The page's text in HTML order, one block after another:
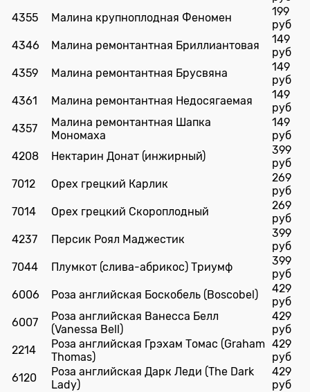
4355
Малина крупноплодная Феномен
199
руб
4346
Малина ремонтантная Бриллиантовая
149
руб
4359
Малина ремонтантная Брусвяна
149
руб
4361
Малина ремонтантная Недосягаемая
149
руб
4357
Малина ремонтантная Шапка
Мономаха
149
руб
4208
Нектарин Донат (инжирный)
399
руб
7012
Орех грецкий Карлик
269
руб
7014
Орех грецкий Скороплодный
269
руб
4237
Персик Роял Маджестик
399
руб
7044
Плумкот (слива-абрикос) Триумф
399
руб
6006
Роза английская Боскобель (Boscobel)
429
руб
6007
Роза английская Ванесса Белл
(Vanessa Bell)
429
руб
2214
Роза английская Грэхам Томас (Graham
Thomas)
429
руб
6120
Роза английская Дарк Леди (The Dark
Lady)
429
руб